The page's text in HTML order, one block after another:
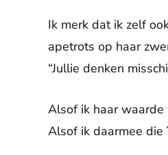
Ik merk dat ik zelf
apetrots op haar
“Jullie denken
Alsof ik haar
Alsof ik daarmee die